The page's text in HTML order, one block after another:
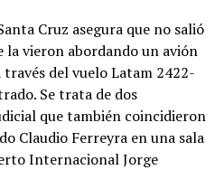
Cruz asegura que no salió
la vieron abordando un avión
través del vuelo Latam 2422-
Se trata de dos
que también coincidieron
Claudio Ferreyra en una sala
Internacional Jorge